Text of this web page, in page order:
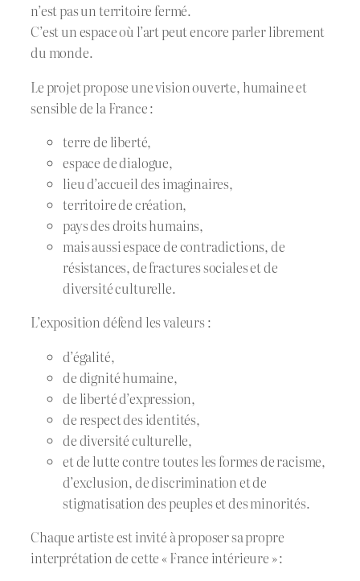
n’est pas un territoire fermé.
C’est un espace où l’art peut encore parler librement
du monde.
Le projet propose une vision ouverte, humaine et
sensible de la France :
terre de liberté,
espace de dialogue,
lieu d’accueil des imaginaires,
territoire de création,
pays des droits humains,
mais aussi espace de contradictions, de
résistances, de fractures sociales et de
diversité culturelle.
L’exposition défend les valeurs :
d’égalité,
de dignité humaine,
de liberté d’expression,
de respect des identités,
de diversité culturelle,
et de lutte contre toutes les formes de racisme,
d’exclusion, de discrimination et de
stigmatisation des peuples et des minorités.
Chaque artiste est invité à proposer sa propre
interprétation de cette « France intérieure » :